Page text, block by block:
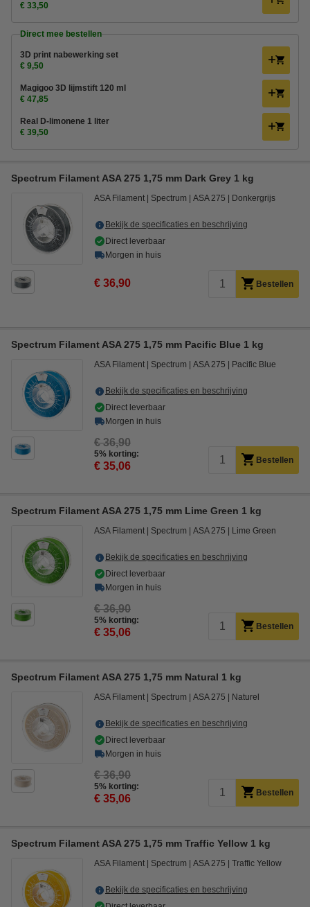
€ 33,50
Direct mee bestellen
3D print nabewerking set
€ 9,50
Magigoo 3D lijmstift 120 ml
€ 47,85
Real D-limonene 1 liter
€ 39,50
Spectrum Filament ASA 275 1,75 mm Dark Grey 1 kg
ASA Filament Spectrum ASA 275 Donkergrijs
Bekijk de specificaties en beschrijving
Direct leverbaar
Morgen in huis
€ 36,90 Bestellen
Spectrum Filament ASA 275 1,75 mm Pacific Blue 1 kg
ASA Filament Spectrum ASA 275 Pacific Blue
Bekijk de specificaties en beschrijving
Direct leverbaar
Morgen in huis
€ 36,90
5% korting:
€ 35,06 Bestellen
Spectrum Filament ASA 275 1,75 mm Lime Green 1 kg
ASA Filament Spectrum ASA 275 Lime Green
Bekijk de specificaties en beschrijving
Direct leverbaar
Morgen in huis
€ 36,90
5% korting:
€ 35,06 Bestellen
Spectrum Filament ASA 275 1,75 mm Natural 1 kg
ASA Filament Spectrum ASA 275 Naturel
Bekijk de specificaties en beschrijving
Direct leverbaar
Morgen in huis
€ 36,90
5% korting:
€ 35,06 Bestellen
Spectrum Filament ASA 275 1,75 mm Traffic Yellow 1 kg
ASA Filament Spectrum ASA 275 Traffic Yellow
Bekijk de specificaties en beschrijving